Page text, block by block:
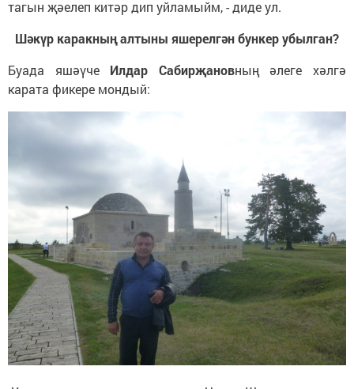
тагын җәелеп китәр дип уйламыйм, - диде ул.
Шәкүр каракның алтыны яшерелгән бункер убылган?
Буада яшәүче Илдар Сабирҗановның әлеге хәлгә
карата фикере мондый: